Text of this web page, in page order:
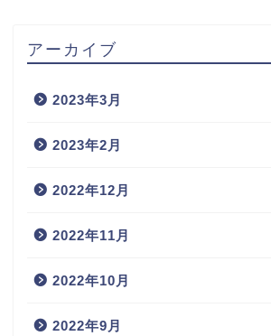
アーカイブ
2023年3月
2023年2月
2022年12月
2022年11月
2022年10月
2022年9月